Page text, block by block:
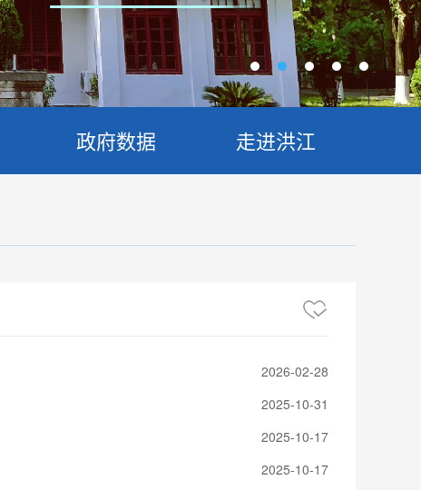
政府数据 走进洪江
2026-02-28
2025-10-31
2025-10-17
2025-10-17